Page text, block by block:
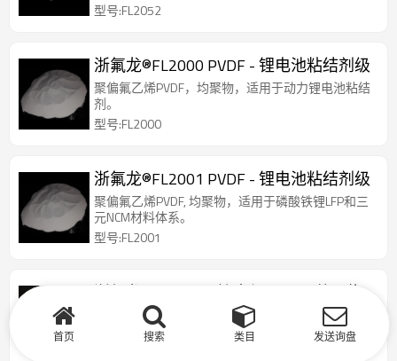
型号:FL2052
浙氟龙®FL2000 PVDF - 锂电池粘结剂级
聚偏氟乙烯PVDF，均聚物，适用于动力锂电池粘结
剂。
型号:FL2000
浙氟龙®FL2001 PVDF - 锂电池粘结剂级
聚偏氟乙烯PVDF, 均聚物，适用于磷酸铁锂LFP和三
元NCM材料体系。
型号:FL2001
浙氟龙®FL2606 - 挤出级 PVDF |共聚物
低至中等粘度等级，对大多数气体和液体具有低渗
透性，易于通过标准挤出进行熔融加工。
首页 搜索 类目 发送询盘